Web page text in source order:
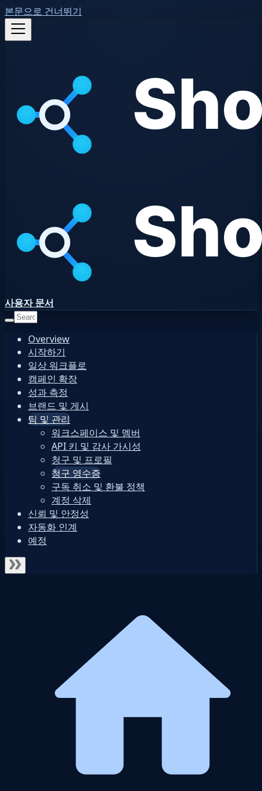
본문으로 건너뛰기
사용자 문서
Overview
시작하기
일상 워크플로
캠페인 확장
성과 측정
브랜드 및 게시
팀 및 관리
워크스페이스 및 멤버
API 키 및 감사 가시성
청구 및 프로필
청구 영수증
구독 취소 및 환불 정책
계정 삭제
신뢰 및 안정성
자동화 인계
예정